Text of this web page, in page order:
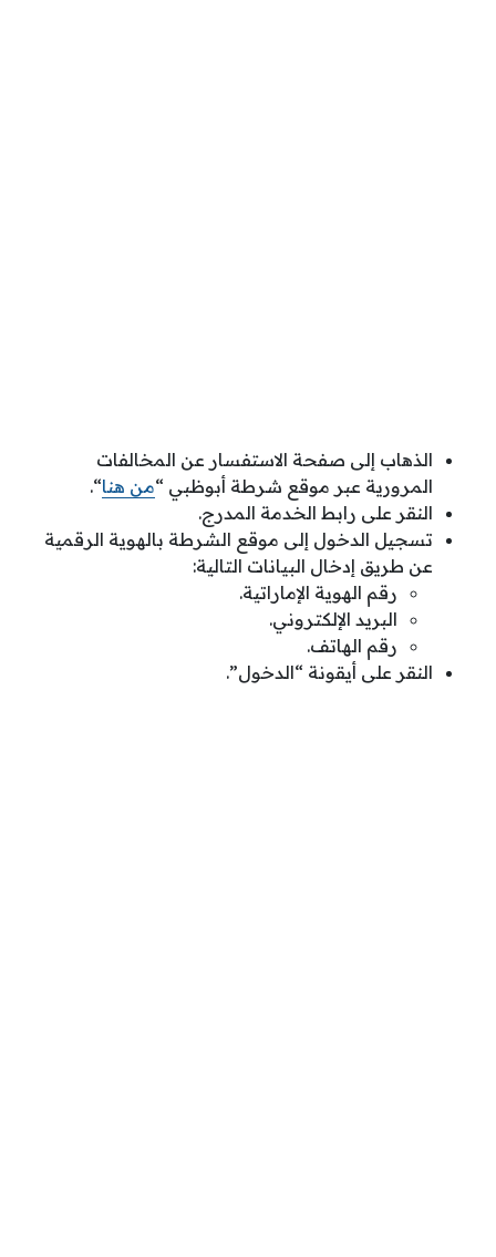
الذهاب إلى صفحة الاستفسار عن المخالفات
المرورية عبر موقع شرطة أبوظبي “من هنا“.
النقر على رابط الخدمة المدرج.
تسجيل الدخول إلى موقع الشرطة بالهوية الرقمية
عن طريق إدخال البيانات التالية:
رقم الهوية الإماراتية.
البريد الإلكتروني.
رقم الهاتف.
النقر على أيقونة “الدخول”.